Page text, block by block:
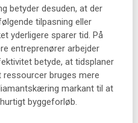
betyder desuden, at der
tilpasning eller
yderligere sparer tid. På
entreprenører arbejder
betyde, at tidsplaner
ressourcer bruges mere
markant til at
byggeforløb.